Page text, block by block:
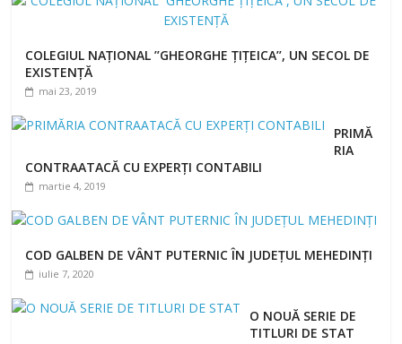
COLEGIUL NAȚIONAL ’’GHEORGHE ȚIȚEICA’’, UN SECOL DE
EXISTENȚĂ
mai 23, 2019
PRIMĂ
RIA
CONTRAATACĂ CU EXPERȚI CONTABILI
martie 4, 2019
COD GALBEN DE VÂNT PUTERNIC ÎN JUDEȚUL MEHEDINȚI
iulie 7, 2020
O NOUĂ SERIE DE
TITLURI DE STAT